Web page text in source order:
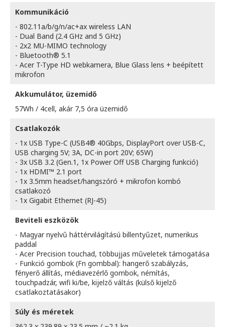
Kommunikáció
- 802.11a/b/g/n/ac+ax wireless LAN
- Dual Band (2.4 GHz and 5 GHz)
- 2x2 MU-MIMO technology
- Bluetooth® 5.1
- Acer T-Type HD webkamera, Blue Glass lens + beépített
mikrofon
Akkumulátor, üzemidő
57Wh / 4cell, akár 7,5 óra üzemidő
Csatlakozók
- 1x USB Type-C (USB4® 40Gbps, DisplayPort over USB-C,
USB charging 5V; 3A, DC-in port 20V; 65W)
- 3x USB 3.2 (Gen.1, 1x Power Off USB Charging funkció)
- 1x HDMI™ 2.1 port
- 1x 3.5mm headset/hangszóró + mikrofon kombó
csatlakozó
- 1x Gigabit Ethernet (RJ-45)
Beviteli eszközök
- Magyar nyelvű háttérvilágítású billentyűzet, numerikus
paddal
- Acer Precision touchad, többujjas műveletek támogatása
- Funkció gombok (Fn gombbal): hangerő szabályzás,
fényerő állítás, médiavezérlő gombok, némítás,
touchpadzár, wifi ki/be, kijelző váltás (külső kijelző
csatlakoztatásakor)
Súly és méretek